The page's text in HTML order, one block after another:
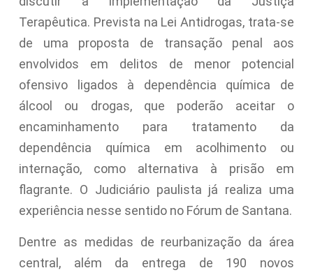
Terapêutica. Prevista na Lei Antidrogas, trata-se
de uma proposta de transação penal aos
envolvidos em delitos de menor potencial
ofensivo ligados à dependência química de
álcool ou drogas, que poderão aceitar o
encaminhamento para tratamento da
dependência química em acolhimento ou
internação, como alternativa à prisão em
flagrante. O Judiciário paulista já realiza uma
experiência nesse sentido no Fórum de Santana.
Dentre as medidas de reurbanização da área
central, além da entrega de 190 novos